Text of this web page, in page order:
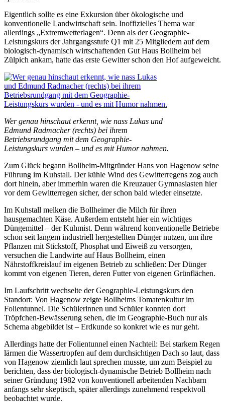
Eigentlich sollte es eine Exkursion über ökologische und
konventionelle Landwirtschaft sein. Inoffizielles Thema war
allerdings „Extremwetterlagen“. Denn als der Geographie-
Leistungskurs der Jahrgangsstufe Q1 mit 25 Mitgliedern auf dem
biologisch-dynamisch wirtschaftenden Gut Haus Bollheim bei
Zülpich ankam, hatte das erste Gewitter schon den Hof aufgeweicht.
Wer genau hinschaut erkennt, wie nass Lukas und
Edmund Radmacher (rechts) bei ihrem
Betriebsrundgang mit dem Geographie-
Leistungskurs wurden – und es mit Humor nahmen.
Zum Glück begann Bollheim-Mitgründer Hans von Hagenow seine
Führung im Kuhstall. Der kühle Wind des Gewitterregens zog auch
dort hinein, aber immerhin waren die Kreuzauer Gymnasiasten hier
vor dem Gewitterregen sicher, der schon bald wieder einsetzte.
Im Kuhstall melken die Bollheimer die Milch für ihren
hausgemachten Käse. Außerdem entsteht hier ein wichtiges
Düngemittel – der Kuhmist. Denn während konventionelle Betriebe
schon seit langem industriell hergestellten Dünger nutzen, um ihre
Pflanzen mit Stickstoff, Phosphat und Eiweiß zu versorgen,
versuchen die Landwirte auf Haus Bollheim, einen
Nährstoffkreislauf im eigenen Betrieb zu schließen: Der Dünger
kommt von eigenen Tieren, deren Futter von eigenen Grünflächen.
Im Laufschritt wechselte der Geographie-Leistungskurs den
Standort: Von Hagenow zeigte Bollheims Tomatenkultur im
Folientunnel. Die Schülerinnen und Schüler konnten dort
Tröpfchen-Bewässerung sehen, die im Geographie-Buch nur als
Schema abgebildet ist – Erdkunde so konkret wie es nur geht.
Allerdings hatte der Folientunnel einen Nachteil: Bei starkem Regen
lärmen die Wassertropfen auf dem durchsichtigen Dach so laut, dass
von Hagenow ziemlich laut sprechen musste, um zum Beispiel zu
berichten, dass der biologisch-dynamische Betrieb Bollheim nach
seiner Gründung 1982 von konventionell arbeitenden Nachbarn
anfangs sehr skeptisch, später allerdings zunehmend respektvoll
beobachtet wurde.